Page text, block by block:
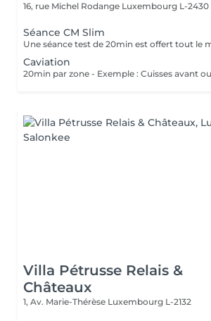
16, rue Michel Rodange Luxembourg L-2430
Séance CM Slim
Caviation
Villa Pétrusse Relais &
Châteaux
1, Av. Marie-Thérèse Luxembourg L-2132